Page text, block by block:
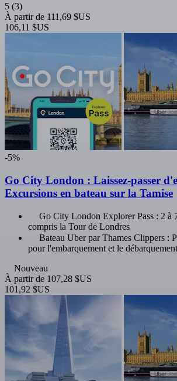
5 (3)
À partir de 111,69 $US
106,11 $US
-5%
Go City London : Laissez-passer
Excursions en bateau sur la Tamise
Go City London Explorer Pass : 2 à
compris la Tour de Londres
Bateau Uber par Thames Clippers :
pour l'embarquement et le débarquement
Nouveau
À partir de 107,28 $US
101,92 $US